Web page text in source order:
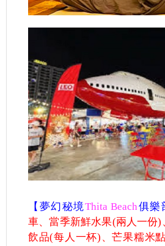
【夢幻秘境Thita Beach俱樂
車、當季新鮮水果(兩人一份)
飲品(每人一杯) 、芒果糯米